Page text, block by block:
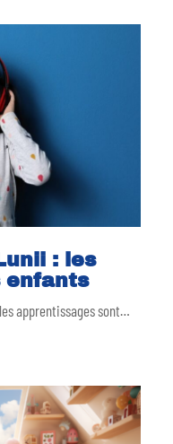
: les
enfants
apprentissages sont…